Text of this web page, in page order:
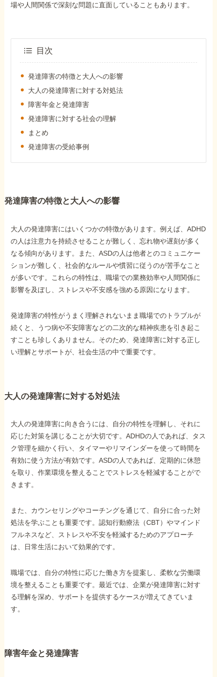
Q&A・相談事例
障害年金コラム
お知らせ
事務所について
お客様からの感謝のお手紙
で受給相談をする
他社と何が違うの？
当事務所に
お電話でのお問い合わせ
089-907-3797
場や人間関係で深刻な問題に直面していることもあります。
目次
発達障害の特徴と大人への影響
大人の発達障害に対する対処法
障害年金と発達障害
発達障害に対する社会の理解
まとめ
発達障害の受給事例
発達障害の特徴と大人への影響
大人の発達障害にはいくつかの特徴があります。例えば、ADHD
の人は注意力を持続させることが難しく、忘れ物や遅刻が多く
なる傾向があります。また、ASDの人は他者とのコミュニケー
ションが難しく、社会的なルールや慣習に従うのが苦手なこと
が多いです。これらの特性は、職場での業務効率や人間関係に
影響を及ぼし、ストレスや不安感を強める原因になります。
発達障害の特性がうまく理解されないまま職場でのトラブルが
続くと、うつ病や不安障害などの二次的な精神疾患を引き起こ
すことも珍しくありません。そのため、発達障害に対する正し
い理解とサポートが、社会生活の中で重要です。
大人の発達障害に対する対処法
大人の発達障害に向き合うには、自分の特性を理解し、それに
応じた対策を講じることが大切です。ADHDの人であれば、タス
ク管理を細かく行い、タイマーやリマインダーを使って時間を
有効に使う方法が有効です。ASDの人であれば、定期的に休憩
を取り、作業環境を整えることでストレスを軽減することがで
きます。
また、カウンセリングやコーチングを通じて、自分に合った対
処法を学ぶことも重要です。認知行動療法（CBT）やマインド
フルネスなど、ストレスや不安を軽減するためのアプローチ
は、日常生活において効果的です。
職場では、自分の特性に応じた働き方を提案し、柔軟な労働環
境を整えることも重要です。最近では、企業が発達障害に対す
る理解を深め、サポートを提供するケースが増えてきていま
す。
障害年金と発達障害